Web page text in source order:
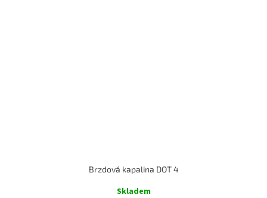
Brzdová kapalina DOT 4
Skladem